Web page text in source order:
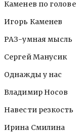
Каменев по голове
Игорь Каменев
РАЗ-умная мысль
Сергей Манусик
Однажды у нас
Владимир Носов
Навести резкость
Ирина Смилина